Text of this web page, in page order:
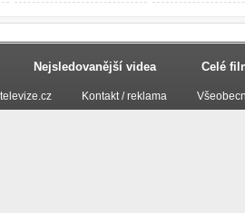
Nejsledovanější videa Celé
Kontakt / reklama